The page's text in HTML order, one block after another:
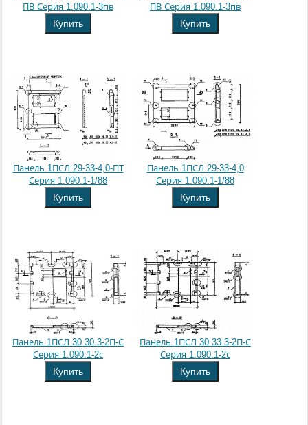
ПВ Серия 1.090.1-3пв
Купить
ПВ Серия 1.090.1-3пв
Купить
Панель 1ПСЛ 29-33-4,0-ПТ
Серия 1.090.1-1/88
Купить
Панель 1ПСЛ 29-33-4,0
Серия 1.090.1-1/88
Купить
Панель 1ПСЛ 30.30.3-2П-С
Серия 1.090.1-2с
Купить
Панель 1ПСЛ 30.33.3-2П-С
Серия 1.090.1-2с
Купить